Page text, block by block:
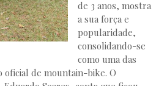
de 3 anos, mostra
a sua força e
popularidade,
consolidando-se
como uma das
oficial de mountain-bike. O